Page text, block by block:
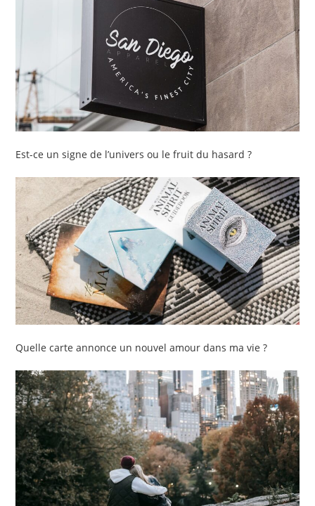
Est-ce un signe de l’univers ou le fruit du hasard ?
Quelle carte annonce un nouvel amour dans ma vie ?